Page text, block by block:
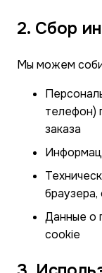
2. Сбор
Мы можем
телефон)
заказа
Данные о
cookie